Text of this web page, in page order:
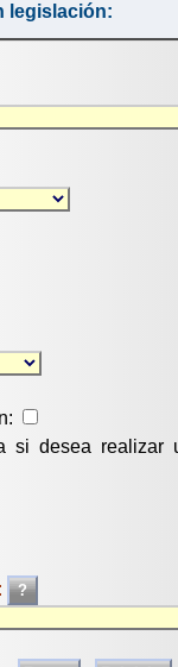
legislación:
si desea realizar